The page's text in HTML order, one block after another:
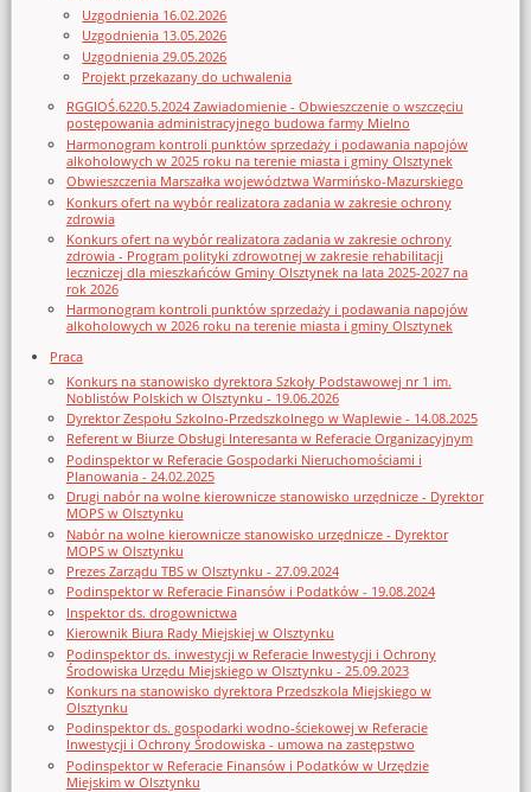
Uzgodnienia 16.02.2026
Uzgodnienia 13.05.2026
Uzgodnienia 29.05.2026
Projekt przekazany do uchwalenia
RGGIOŚ.6220.5.2024 Zawiadomienie - Obwieszczenie o wszczęciu
postępowania administracyjnego budowa farmy Mielno
Harmonogram kontroli punktów sprzedaży i podawania napojów
alkoholowych w 2025 roku na terenie miasta i gminy Olsztynek
Obwieszczenia Marszałka województwa Warmińsko-Mazurskiego
Konkurs ofert na wybór realizatora zadania w zakresie ochrony
zdrowia
Konkurs ofert na wybór realizatora zadania w zakresie ochrony
zdrowia - Program polityki zdrowotnej w zakresie rehabilitacji
leczniczej dla mieszkańców Gminy Olsztynek na lata 2025-2027 na
rok 2026
Harmonogram kontroli punktów sprzedaży i podawania napojów
alkoholowych w 2026 roku na terenie miasta i gminy Olsztynek
Praca
Konkurs na stanowisko dyrektora Szkoły Podstawowej nr 1 im.
Noblistów Polskich w Olsztynku - 19.06.2026
Dyrektor Zespołu Szkolno-Przedszkolnego w Waplewie - 14.08.2025
Referent w Biurze Obsługi Interesanta w Referacie Organizacyjnym
Podinspektor w Referacie Gospodarki Nieruchomościami i
Planowania - 24.02.2025
Drugi nabór na wolne kierownicze stanowisko urzędnicze - Dyrektor
MOPS w Olsztynku
Nabór na wolne kierownicze stanowisko urzędnicze - Dyrektor
MOPS w Olsztynku
Prezes Zarządu TBS w Olsztynku - 27.09.2024
Podinspektor w Referacie Finansów i Podatków - 19.08.2024
Inspektor ds. drogownictwa
Kierownik Biura Rady Miejskiej w Olsztynku
Podinspektor ds. inwestycji w Referacie Inwestycji i Ochrony
Środowiska Urzędu Miejskiego w Olsztynku - 25.09.2023
Konkurs na stanowisko dyrektora Przedszkola Miejskiego w
Olsztynku
Podinspektor ds. gospodarki wodno-ściekowej w Referacie
Inwestycji i Ochrony Środowiska - umowa na zastępstwo
Podinspektor w Referacie Finansów i Podatków w Urzędzie
Miejskim w Olsztynku